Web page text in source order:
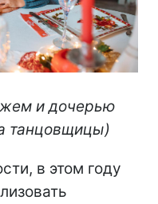
и дочерью
танцовщицы)
в этом году